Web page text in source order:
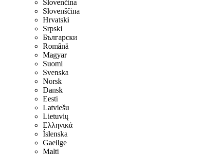
Slovenčina
Slovenščina
Hrvatski
Srpski
Български
Română
Magyar
Suomi
Svenska
Norsk
Dansk
Eesti
Latviešu
Lietuvių
Ελληνικά
Íslenska
Gaeilge
Malti